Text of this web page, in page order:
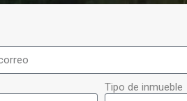
Tipo de inmueble